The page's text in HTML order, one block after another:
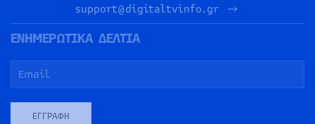
support@digitaltvinfo.gr
ΕΝΗΜΕΡΩΤΙΚΑ ΔΕΛΤΙΑ
ΕΓΓΡΑΦΉ